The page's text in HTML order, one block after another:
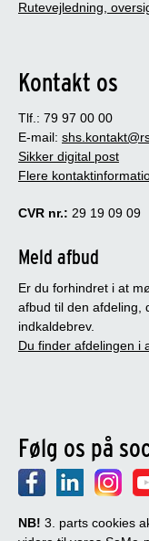
Rutevejledning,
Kontakt os
Tlf.: 79 97 00 00
E-mail:
Sikker digital post
Flere
CVR nr.: 29 19 09 09
Meld afbud
Er du forhindret i at
afbud til den afdeling,
indkaldebrev.
Du finder afdelingen i
Følg os på
NB! 3. parts cookies